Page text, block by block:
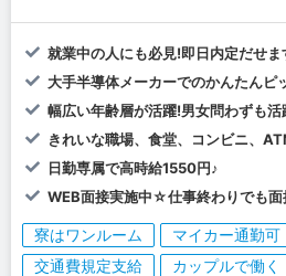
就業中の人にも必見!即日内定だせま
大手半導体メーカーでのかんたんピ
幅広い年齢層が活躍!男女問わずも活
きれいな職場、食堂、コンビニ、
日勤専属で高時給1550円♪
WEB面接実施中☆仕事終わりでも面
寮はワンルーム マイカー通勤可
交通費規定支給
カップルで働く